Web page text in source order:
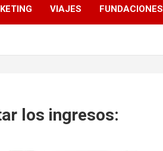
VIAJES FUNDACIONES
los ingresos: